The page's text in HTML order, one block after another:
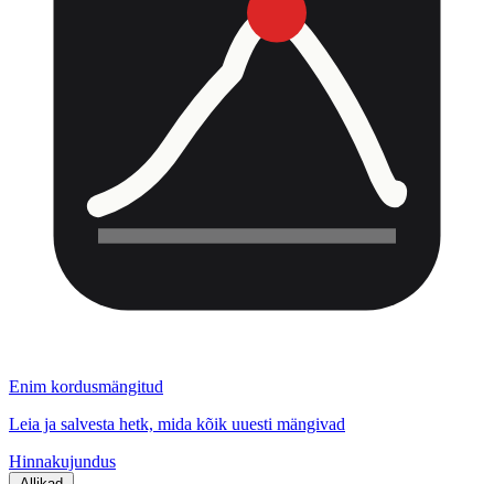
Enim kordusmängitud
Leia ja salvesta hetk, mida kõik uuesti mängivad
Hinnakujundus